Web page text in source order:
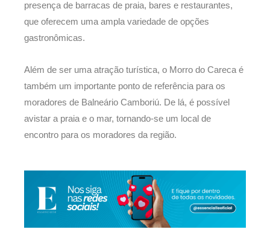
presença de barracas de praia, bares e restaurantes,
que oferecem uma ampla variedade de opções
gastronômicas.
Além de ser uma atração turística, o Morro do Careca é
também um importante ponto de referência para os
moradores de Balneário Camboriú. De lá, é possível
avistar a praia e o mar, tornando-se um local de
encontro para os moradores da região.